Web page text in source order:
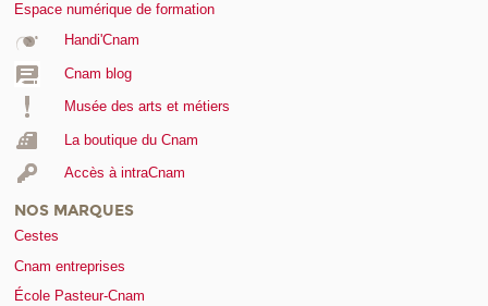
Espace numérique de formation
Handi'Cnam
Cnam blog
Musée des arts et métiers
La boutique du Cnam
Accès à intraCnam
NOS MARQUES
Cestes
Cnam entreprises
École Pasteur-Cnam